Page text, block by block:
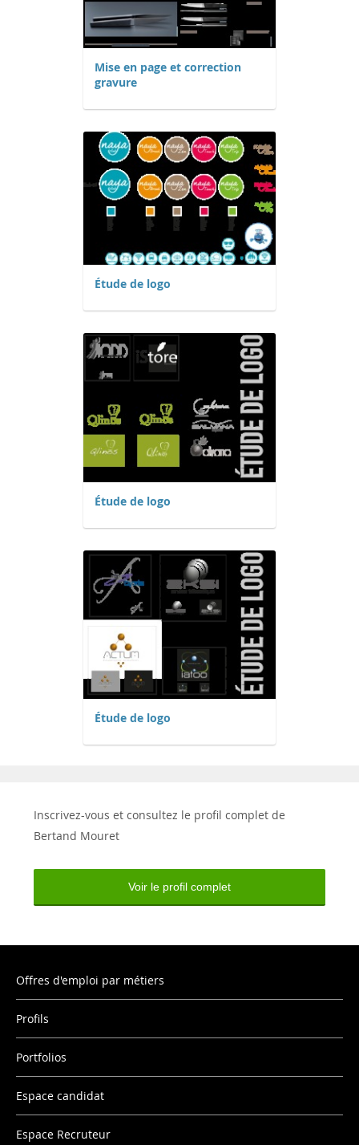
Mise en page et correction
gravure
Étude de logo
Étude de logo
Étude de logo
Inscrivez-vous et consultez le profil complet de
Bertand Mouret
Voir le profil complet
Offres d'emploi par métiers
Profils
Portfolios
Espace candidat
Espace Recruteur